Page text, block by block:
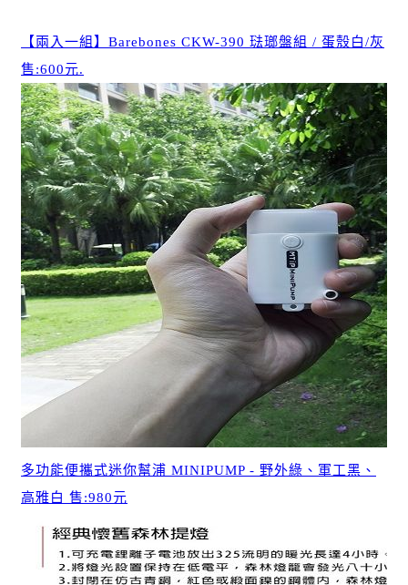
【兩入一組】Barebones CKW-390 琺瑯盤組 / 蛋殼白/灰
售:600元.
多功能便攜式迷你幫浦 MINIPUMP - 野外綠、軍工黑、
高雅白 售:980元